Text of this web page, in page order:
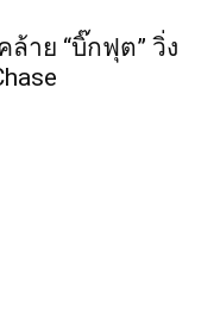
าย “บิ๊กฟุต” วิ่ง